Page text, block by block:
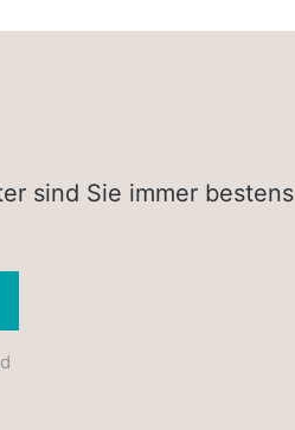
sind Sie immer bestens